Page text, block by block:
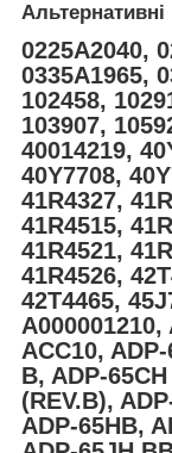
0225A2040,
0335A1965,
102458,
103907,
40014219,
40Y7708,
41R4327,
41R4515,
41R4521,
41R4526,
42T4465,
A000001210,
ACC10,
B, ADP-
(REV.B),
ADP-65HB,